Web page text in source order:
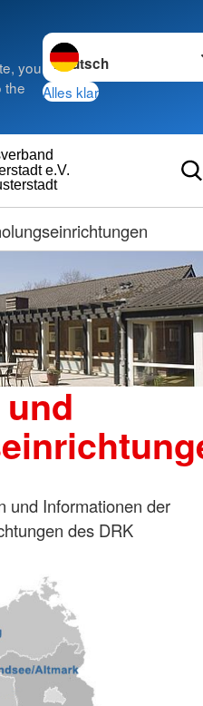
you
the
Sprache wechseln zu
Alles klar
e.V.
und Informationen der
des DRK